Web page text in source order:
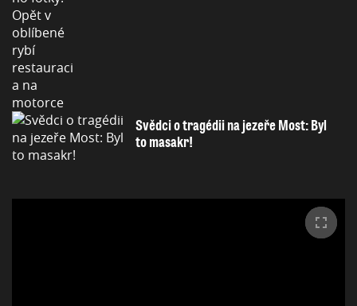
Svědci o tragédii na jezeře Most: Byl
to masakr!